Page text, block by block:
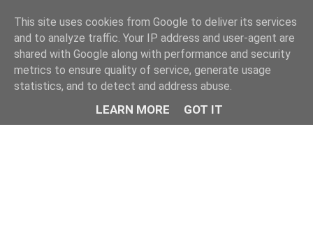
This site uses cookies from Google to deliver its services
and to analyze traffic. Your IP address and user-agent are
shared with Google along with performance and security
metrics to ensure quality of service, generate usage
statistics, and to detect and address abuse.
LEARN MORE GOT IT